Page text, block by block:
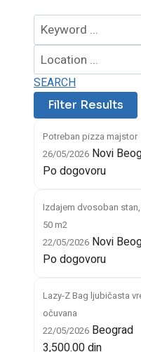
SEARCH
Potreban pizza majstor
26/05/2026 Novi
Po dogovoru
Izdajem dvosoban
50 m2
22/05/2026 Novi
Po dogovoru
Lazy-Z Bag ljubičasta
očuvana
22/05/2026 Beograd
3,500.00 din